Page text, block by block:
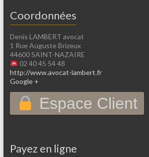
Coordonnées
Denis LAMBERT avocat
1 Rue Auguste Brizeux
44600 SAINT-NAZAIRE
02 40 45 54 48
http://www.avocat-lambert.fr
Google +
Espace Client
Payez en ligne